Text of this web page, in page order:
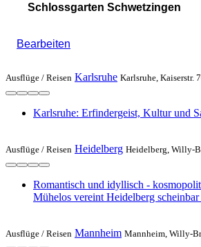
Schlossgarten Schwetzingen
Bearbeiten
Ausflüge / Reisen Karlsruhe Karlsruhe, Kaiserstr.
Karlsruhe: Erfindergeist, Kultur und
Ausflüge / Reisen Heidelberg Heidelberg, Willy-
Romantisch und idyllisch -
Mühelos vereint Heidelberg scheinbar
Ausflüge / Reisen Mannheim Mannheim, Willy-